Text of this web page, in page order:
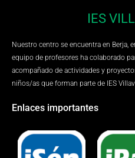
IES
Nuestro centro se encuentra en Berja,
equipo de profesores ha colaborado
acompañado de actividades y
niños/as que forman parte de IES
Enlaces importantes